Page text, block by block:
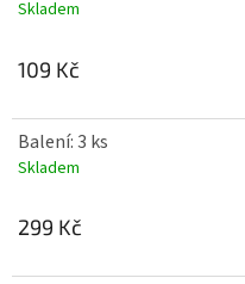
Skladem
109 Kč
Balení: 3 ks
Skladem
299 Kč